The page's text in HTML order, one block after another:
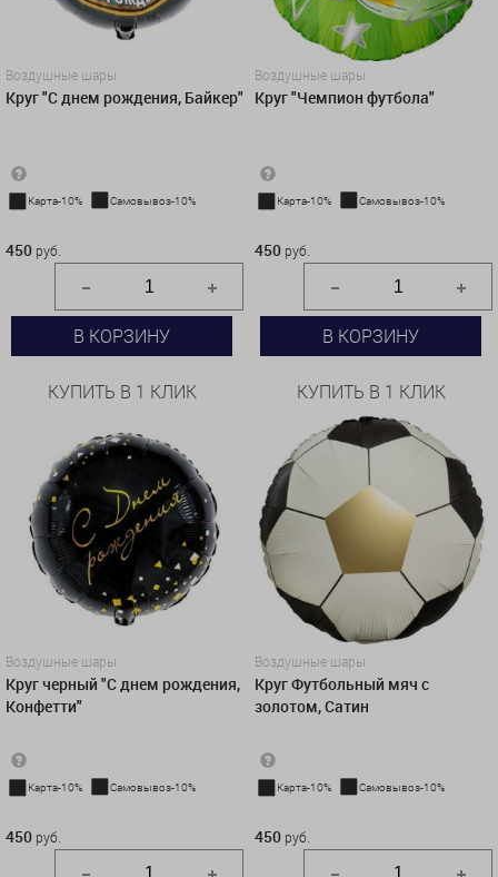
Воздушные шары
Круг "С днем рождения, Байкер"
Карта-10% Самовывоз-10%
450 руб.
В КОРЗИНУ
КУПИТЬ В 1 КЛИК
Воздушные шары
Круг "Чемпион футбола"
Карта-10% Самовывоз-10%
450 руб.
В КОРЗИНУ
КУПИТЬ В 1 КЛИК
Воздушные шары
Круг черный "С днем рождения,
Конфетти"
Карта-10% Самовывоз-10%
450 руб.
Воздушные шары
Круг Футбольный мяч с
золотом, Сатин
Карта-10% Самовывоз-10%
450 руб.